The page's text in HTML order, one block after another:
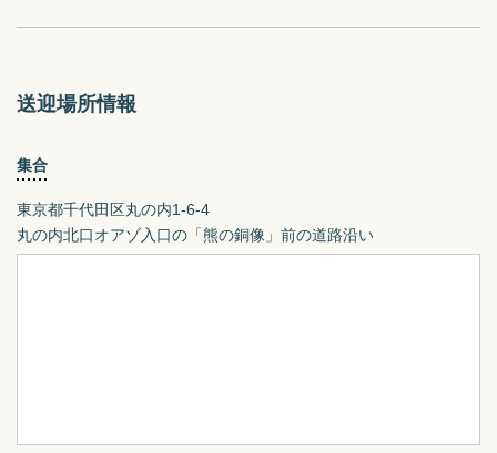
送迎場所情報
集合
東京都千代田区丸の内1-6-4
丸の内北口オアゾ入口の「熊の銅像」前の道路沿い